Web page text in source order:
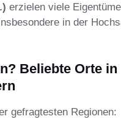
erzielen viele
in der
Beliebte Orte in
gefragtesten Regionen: